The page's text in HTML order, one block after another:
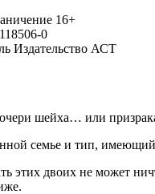
16+
0
Издательство АСТ
шейха… или
семье и тип, имеющий
этих двоих не может